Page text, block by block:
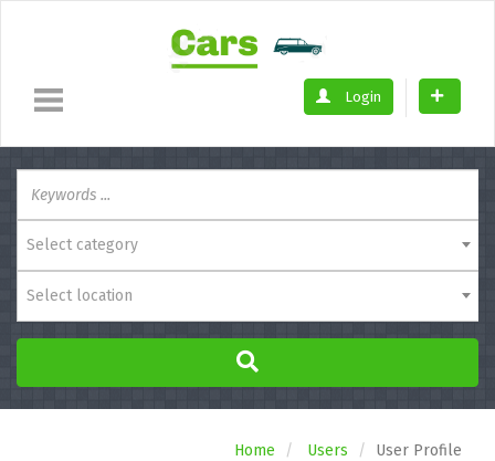
Login
Select category
Select location
Home Users User Profile